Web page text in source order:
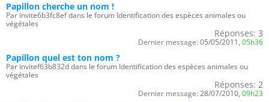
Papillon cherche un nom !
Par invite6b3fc8ef dans le forum Identification des espèces animales ou
végétales
Réponses: 3
Dernier message: 05/05/2011, 05h36
Papillon quel est ton nom ?
Par invitef63b832d dans le forum Identification des espèces animales ou
végétales
Réponses: 2
Dernier message: 28/07/2010, 09h23